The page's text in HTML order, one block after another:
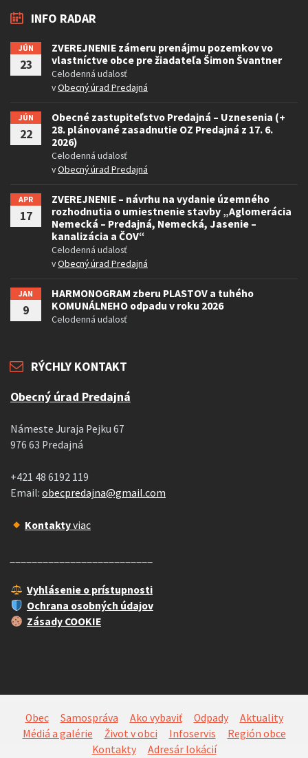
INFO RADAR
JÚN
23
ZVEREJNENIE zámeru prenájmu pozemkov vo
vlastníctve obce pre žiadateľa Šimon Švantner
Celodenná udalosť
vObecný úrad Predajná
JÚN
22
Obecné zastupiteľstvo Predajná – Uznesenia (+
28. plánované zasadnutie OZ Predajná z 17. 6.
2026)
Celodenná udalosť
vObecný úrad Predajná
APR
17
ZVEREJNENIE – návrhu na vydanie územného
rozhodnutia o umiestnenie stavby „Aglomerácia
Nemecká – Predajná, Nemecká, Jasenie –
kanalizácia a ČOV“
Celodenná udalosť
vObecný úrad Predajná
JAN
9
HARMONOGRAM zberu PLASTOV a tuhého
KOMUNÁLNEHO odpadu v roku 2026
Celodenná udalosť
RÝCHLY KONTAKT
Obecný úrad Predajná
Námeste Juraja Pejku 67
976 63 Predajná
+421 48 6192 119
Email: obecpredajna@gmail.com
Kontaktyviac
Vyhlásenie o prístupnosti
Ochrana osobných údajov
Zásady COOKIE
Obec Samospráva Ako vybaviť Odpady
Aktuality
Médiá a galérie
Život v obci Infoservis
Región obce
Kontakty
Adresár lokácií